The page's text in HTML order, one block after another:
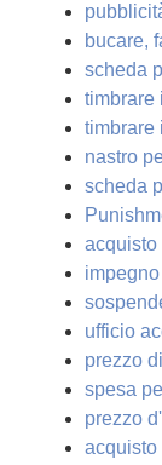
bucare,
scheda
timbrare
timbrare
nastro
scheda
acquisto
ufficio
prezzo
spesa
prezzo
acquisto